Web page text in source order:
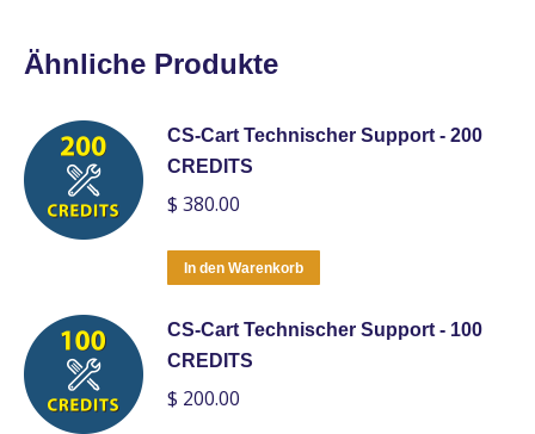
Ähnliche Produkte
CS-Cart Technischer Support - 200
CREDITS
$ 380.00
In den Warenkorb
CS-Cart Technischer Support - 100
CREDITS
$ 200.00